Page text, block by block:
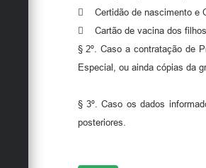
 Certidão de nascimento e
 Cartão de vacina dos filhos
§ 2º. Caso a contratação de
Especial, ou ainda cópias da
§ 3º. Caso os dados
posteriores.